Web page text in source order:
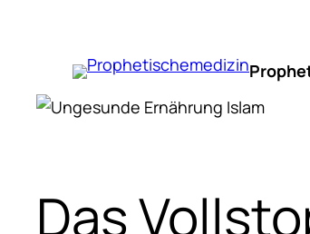
springen
Das